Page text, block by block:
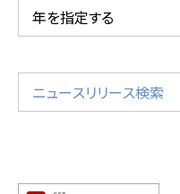
年を指定する